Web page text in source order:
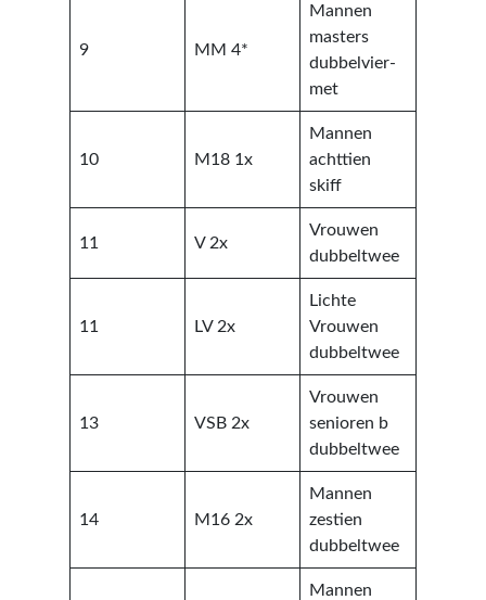
9 MM 4*
Mannen
masters
dubbelvier-
met
10 M18 1x
Mannen
achttien
skiff
11 V 2x
Vrouwen
dubbeltwee
11 LV 2x
Lichte
Vrouwen
dubbeltwee
13 VSB 2x
Vrouwen
senioren b
dubbeltwee
14 M16 2x
Mannen
zestien
dubbeltwee
Mannen